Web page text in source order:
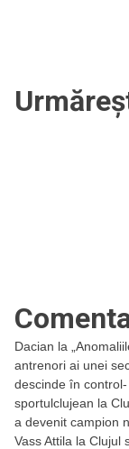
Dacian la
antrenori ai unei
descinde în control-
sportulclujean la
a devenit campion
Vass Attila la Clujul